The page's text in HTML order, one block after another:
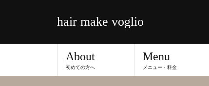
hair make voglio
About
初めての方へ
Menu
メニュー・料金